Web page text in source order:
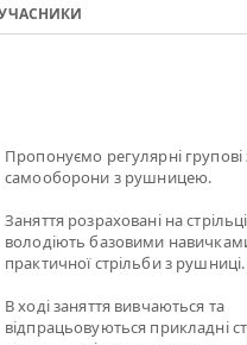
Пропонуємо регулярні групові
самооборони з рушницею.
Заняття розраховані на
володіють базовими
практичної стрільби з рушниці.
В ході заняття вивчаються та
відпрацьовуються прикладні